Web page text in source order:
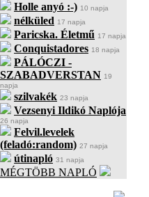
Holle anyó :-) 10 napja
nélküled 17 napja
Paricska. Életmű 17 napja
Conquistadores 18 napja
PÁLÓCZI -
SZABADVERSTAN 19
napja
szilvakék 23 napja
Vezsenyi Ildikó Naplója
26 napja
Felvil.levelek
(feladó:random) 27 napja
útinapló 31 napja
MÉGTÖBB NAPLÓ